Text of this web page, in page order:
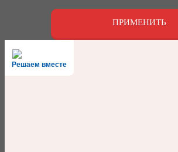
ПРИМЕНИТЬ
Решаем вместе